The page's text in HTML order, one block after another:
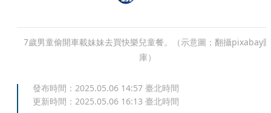
7歲男童偷開車載妹妹去買快樂兒童餐。（示意圖；翻攝pixabay圖
庫）
發布時間： 2025.05.06 14:57 臺北時間
更新時間： 2025.05.06 16:13 臺北時間